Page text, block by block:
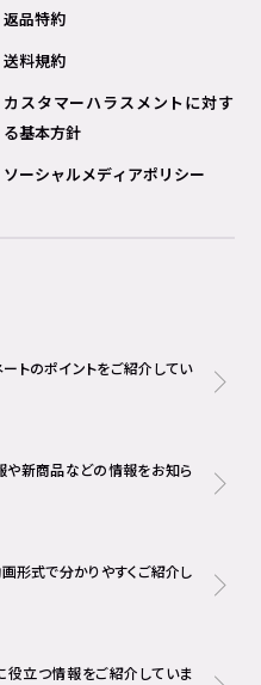
返品特約
送料規約
カスタマーハラスメントに対す
る基本方針
ソーシャルメディアポリシー
トのポイントをご紹介してい
や新商品などの情報をお知ら
形式で分かりやすくご紹介し
役立つ情報をご紹介していま